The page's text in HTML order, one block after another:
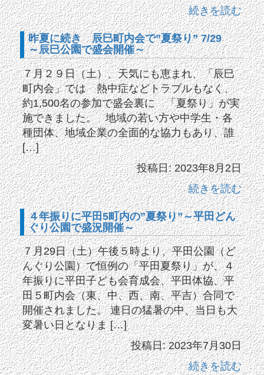
続きを読む
昨夏に続き 辰巳町内会で”夏祭り” 7/29
～辰巳公園で盛会開催～
７月２９日（土）、天気にも恵まれ、「辰巳
町内会」では 熱中症などトラブルもなく、
約1,500名の参加で盛会裏に 「夏祭り」が実
施できました。 地域の若い方や中学生・各
種団体、地域企業の全面的な協力もあり、誰
[…]
投稿日: 2023年8月2日
続きを読む
４年振りに平田5町内の”夏祭り”～平田どん
ぐり公園で盛況開催～
７月29日（土）午後５時より、平田公園（ど
んぐり公園）で恒例の「平田夏祭り」が、４
年振りに平田子ども会育成会、平田体協、平
田５町内会（東、中、西、南、平吉）合同で
開催されました。 連日の猛暑の中、当日も大
変暑い日となりま […]
投稿日: 2023年7月30日
続きを読む